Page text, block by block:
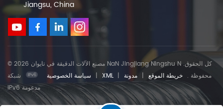
Jiangsu, China
© 2026 مصنع الآلات الدقيقة في تايوان NaN Jingjiang Ningshu N .كل الحقوق
محفوظة . خريطة الموقع | مدونة |
XML
| سياسة الخصوصية
شبكة
IPv6 مدعومة